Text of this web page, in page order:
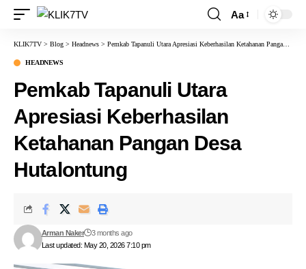
Aa
KLIK7TV > Blog > Headnews > ‎Pemkab Tapanuli Utara Apresiasi Keberhasilan Ketahanan Pangan Desa Hutalontung‎
HEADNEWS
‎Pemkab Tapanuli Utara
Apresiasi Keberhasilan
Ketahanan Pangan Desa
Hutalontung‎
Last updated: May 20, 2026 7:10 pm
Arman Naker 3 months ago